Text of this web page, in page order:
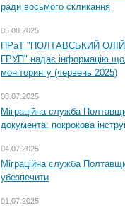
ради восьмого скликання
05.08.2025
ПРаТ "ПОЛТАВСЬКИЙ
ГРУП" надає інформацію
моніторингу (червень 2025)
08.07.2025
Міграційна служба
документа: покрокова
04.07.2025
Міграційна служба
убезпечити
01.07.2025